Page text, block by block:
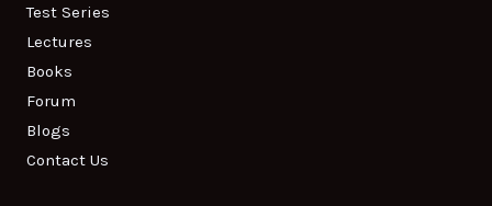
Test Series
Lectures
Books
Forum
Blogs
Contact Us